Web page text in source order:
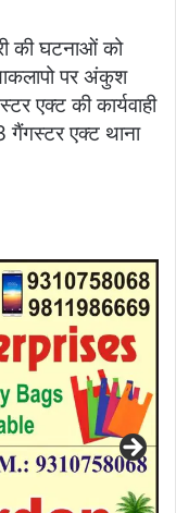
की घटनाओं को
पर अंकुश
एक्ट की कार्यवाही
एक्ट थाना